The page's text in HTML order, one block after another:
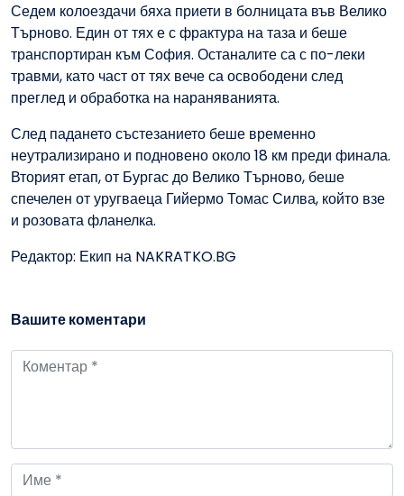
Седем колоездачи бяха приети в болницата във Велико
Търново. Един от тях е с фрактура на таза и беше
транспортиран към София. Останалите са с по-леки
травми, като част от тях вече са освободени след
преглед и обработка на нараняванията.
След падането състезанието беше временно
неутрализирано и подновено около 18 км преди финала.
Вторият етап, от Бургас до Велико Търново, беше
спечелен от уругваеца Гийермо Томас Силва, който взе
и розовата фланелка.
Редактор: Екип на NAKRATKO.BG
Вашите коментари